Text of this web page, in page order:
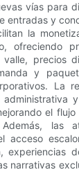
vías para
entradas y
la
ofreciendo
precios
y
La
el
las
acceso
experiencias
narrativas